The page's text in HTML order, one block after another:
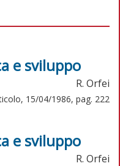
e sviluppo
R. Orfei
15/04/1986, pag. 222
e sviluppo
R. Orfei